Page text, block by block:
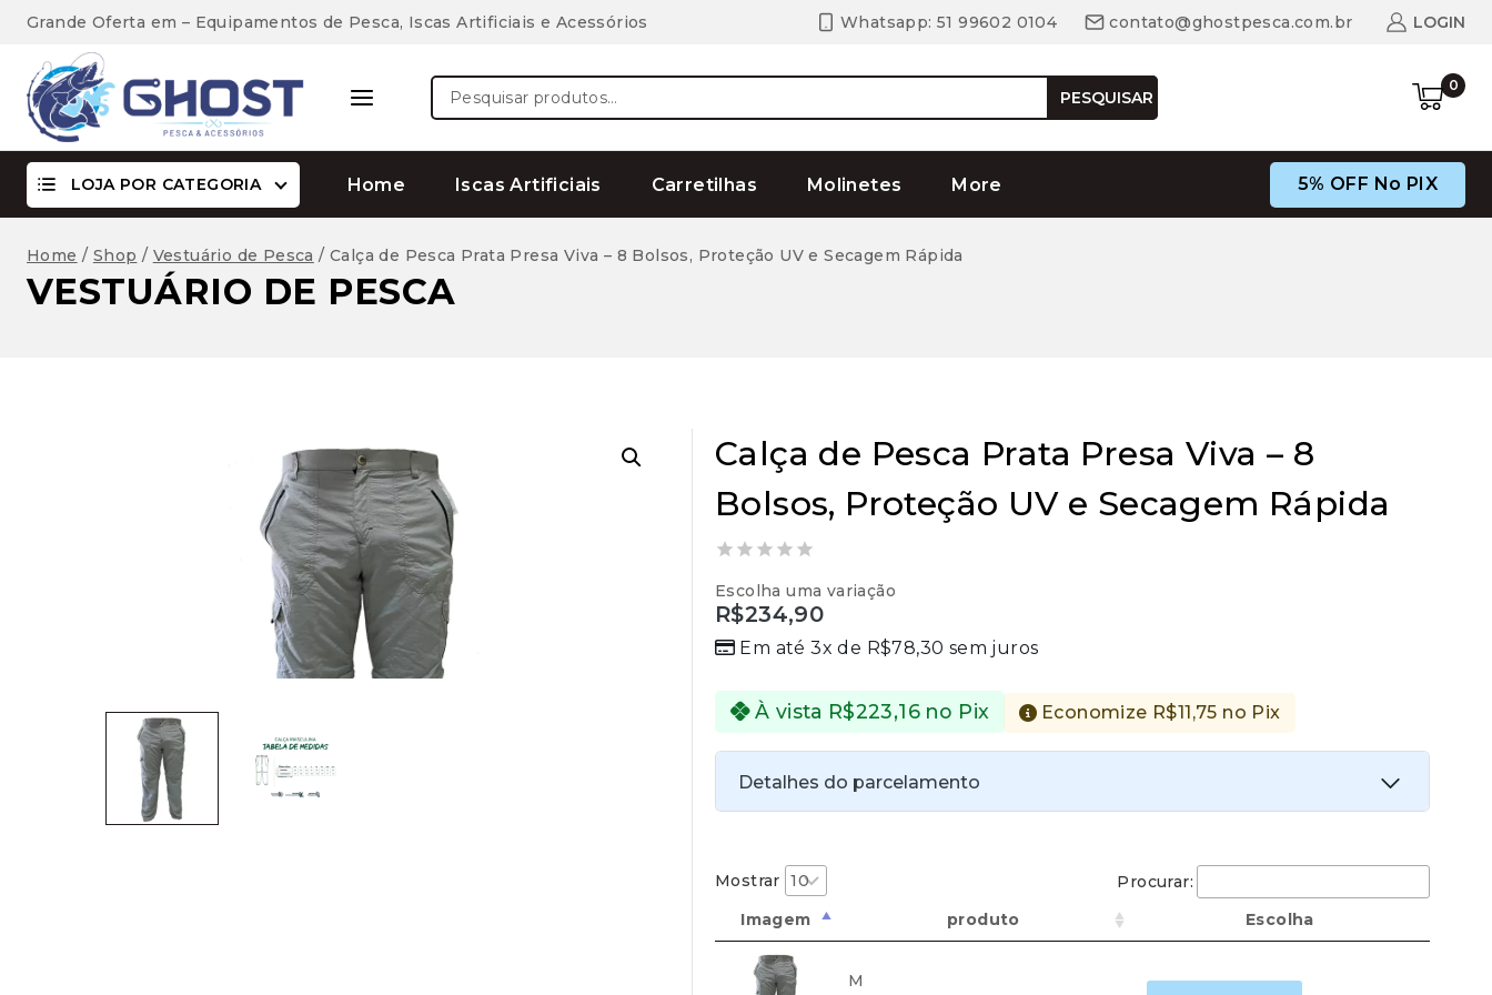
Grande Oferta em – Equipamentos de Pesca, Iscas Artificiais e Acessórios Whatsapp: 51 99602 0104 contato@ghostpesca.com.br LOGIN
Pesquisar
por:
PESQUISAR
0
LOJA POR CATEGORIA Home Iscas Artificiais Carretilhas Molinetes More 5% OFF No PIX
Home / Shop / Vestuário de Pesca / Calça de Pesca Prata Presa Viva – 8 Bolsos, Proteção UV e Secagem Rápida
VESTUÁRIO DE PESCA
Calça de Pesca Prata Presa Viva – 8
Bolsos, Proteção UV e Secagem Rápida
out
of
5
Escolha uma variação
R$234,90
Em até 3x de R$78,30 sem juros
À vista R$223,16 no Pix Economize R$11,75 no Pix
Detalhes do parcelamento
Pix: R$223,16
Mostrar
Procurar:
Imagem
produto Escolha
M